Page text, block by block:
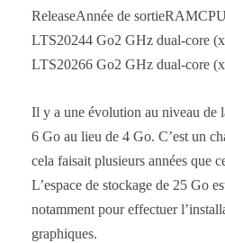
ReleaseAnnée de
LTS20244 Go2 GHz dual-core
LTS20266 Go2 GHz dual-core
Il y a une évolution au niveau de
6 Go au lieu de 4 Go. C’est un
cela faisait plusieurs années que
L’espace de stockage de 25 Go
notamment pour effectuer
graphiques.